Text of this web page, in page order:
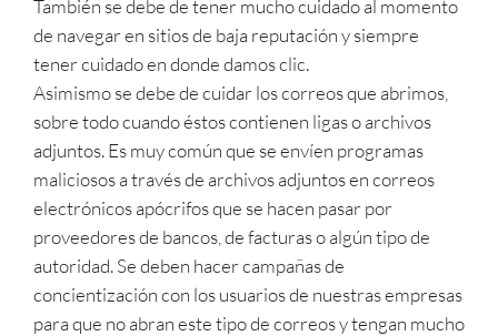
También se debe de tener mucho cuidado al momento
de navegar en sitios de baja reputación y siempre
tener cuidado en donde damos clic.
Asimismo se debe de cuidar los correos que abrimos,
sobre todo cuando éstos contienen ligas o archivos
adjuntos. Es muy común que se envíen programas
maliciosos a través de archivos adjuntos en correos
electrónicos apócrifos que se hacen pasar por
proveedores de bancos, de facturas o algún tipo de
autoridad. Se deben hacer campañas de
concientización con los usuarios de nuestras empresas
para que no abran este tipo de correos y tengan mucho